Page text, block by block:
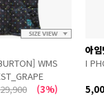
WMS
29,900 (3%)
아
I